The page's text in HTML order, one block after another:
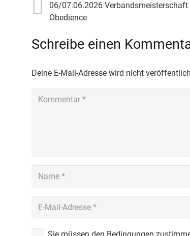
06/07.06.2026 Verbandsmeisterschaft
Obedience
Schreibe einen
Deine E-Mail-Adresse wird nicht